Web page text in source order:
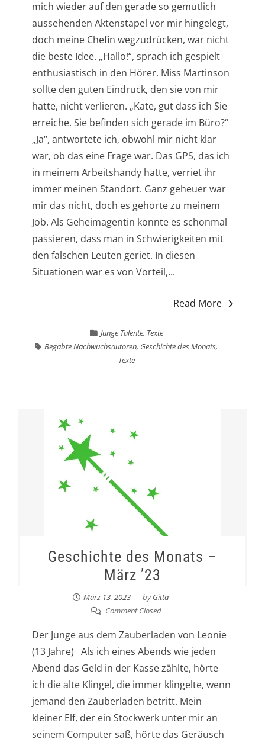
mich wieder auf den gerade so gemütlich
aussehenden Aktenstapel vor mir hingelegt,
doch meine Chefin wegzudrücken, war nicht
die beste Idee. „Hallo!“, sprach ich gespielt
enthusiastisch in den Hörer. Miss Martinson
sollte den guten Eindruck, den sie von mir
hatte, nicht verlieren. „Kate, gut dass ich Sie
erreiche. Sie befinden sich gerade im Büro?“
„Ja“, antwortete ich, obwohl mir nicht klar
war, ob das eine Frage war. Das GPS, das ich
in meinem Arbeitshandy hatte, verriet ihr
immer meinen Standort. Ganz geheuer war
mir das nicht, doch es gehörte zu meinem
Job. Als Geheimagentin konnte es schonmal
passieren, dass man in Schwierigkeiten mit
den falschen Leuten geriet. In diesen
Situationen war es von Vorteil,...
Read More
Junge Talente, Texte
Begabte Nachwuchsautoren, Geschichte des Monats,
Texte
Geschichte des Monats –
März ’23
März 13, 2023 byGitta
Comment Closed
Der Junge aus dem Zauberladen von Leonie
(13 Jahre) Als ich eines Abends wie jeden
Abend das Geld in der Kasse zählte, hörte
ich die alte Klingel, die immer klingelte, wenn
jemand den Zauberladen betritt. Mein
kleiner Elf, der ein Stockwerk unter mir an
seinem Computer saß, hörte das Geräusch